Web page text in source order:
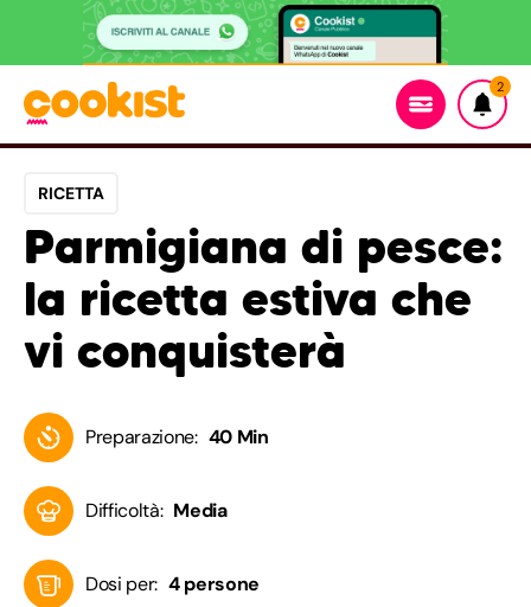
2
RICETTA
Parmigiana di pesce:
la ricetta estiva che
vi conquisterà
Preparazione: 40 Min
Difficoltà: Media
Dosi per: 4 persone